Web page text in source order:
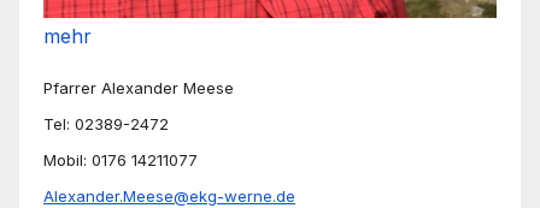
mehr
Pfarrer Alexander Meese
Tel: 02389-2472
Mobil: 0176 14211077
Alexander.Meese@ekg-werne.de